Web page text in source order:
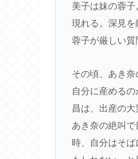
美子は妹の蓉
現れる。深見
蓉子が厳しい
その頃、あき
自分に産める
昌は、出産の
あき奈の絶叫
時、自分はそ